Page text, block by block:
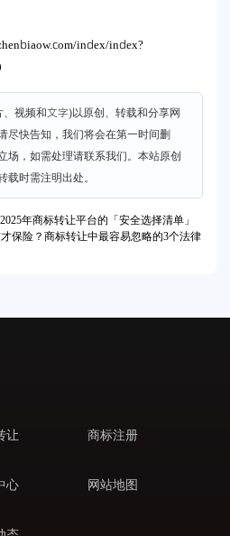
index/index?
视频和文字)以原创、转载和分享网
尽快告知，我们将会在第一时间删
场，如需处理请联系我们。本站原创
时需注明出处。
年商标转让平台的「安全选择清单」
保险？商标转让中最容易忽略的3个法律
让 商标注册
心 网站地图